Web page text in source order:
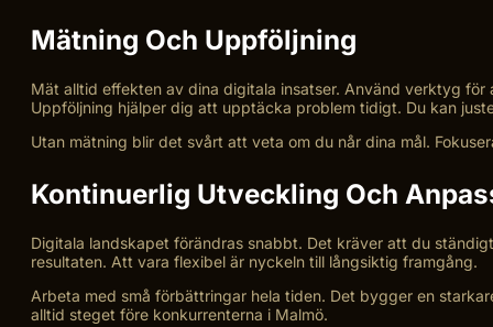
Mätning Och Uppföljning
Mät alltid effekten av dina digitala insatser. Använd verktyg
Uppföljning hjälper dig att upptäcka problem tidigt. Du kan
Utan mätning blir det svårt att veta om du når dina mål.
Kontinuerlig Utveckling Och
Digitala landskapet förändras snabbt. Det kräver att du
resultaten. Att vara flexibel är nyckeln till långsiktig framgång.
Arbeta med små förbättringar hela tiden. Det bygger en
alltid steget före konkurrenterna i Malmö.